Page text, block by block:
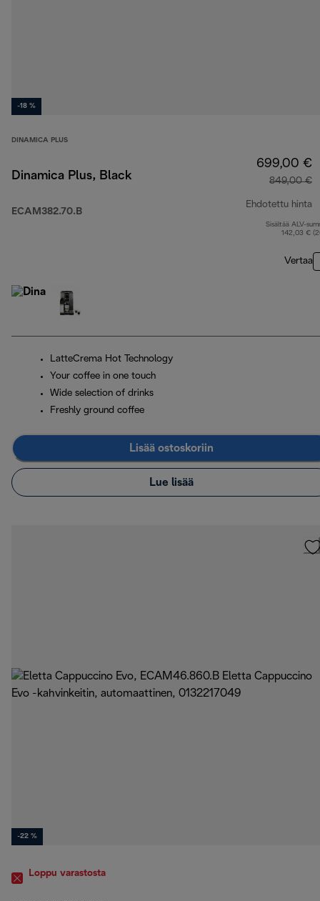
-18 %
DINAMICA PLUS
Dinamica Plus, Black
ECAM382.70.B
699,00 €
849,00 €
Ehdotettu hinta
Sisältää ALV-
142,03 €
Vertaa
LatteCrema Hot Technology
Your coffee in one touch
Wide selection of drinks
Freshly ground coffee
Lisää ostoskoriin
Lue lisää
-22 %
Loppu varastosta